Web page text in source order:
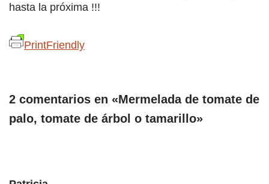
hasta la próxima !!!
PrintFriendly
2 comentarios en «Mermelada de tomate de
palo, tomate de árbol o tamarillo»